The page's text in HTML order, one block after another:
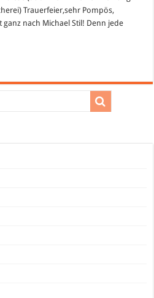
Trauerfeier,sehr Pompös,
nach Michael Stil! Denn jede